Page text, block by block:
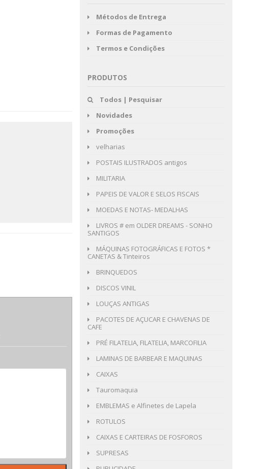
Métodos de Entrega
Formas de Pagamento
Termos e Condições
PRODUTOS
Todos | Pesquisar
Novidades
Promoções
velharias
POSTAIS ILUSTRADOS antigos
MILITARIA
PAPEIS DE VALOR E SELOS FISCAIS
MOEDAS E NOTAS- MEDALHAS
LIVROS # em OLDER DREAMS - SONHO
SANTIGOS
MÁQUINAS FOTOGRÁFICAS E FOTOS *
CANETAS & Tinteiros
BRINQUEDOS
DISCOS VINIL
LOUÇAS ANTIGAS
PACOTES DE AÇUCAR E CHAVENAS DE
CAFE
PRÉ FILATELIA, FILATELIA, MARCOFILIA
LAMINAS DE BARBEAR E MAQUINAS
CAIXAS
Tauromaquia
EMBLEMAS e Alfinetes de Lapela
ROTULOS
CAIXAS E CARTEIRAS DE FOSFOROS
SUPRESAS